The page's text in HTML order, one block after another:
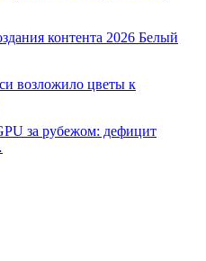
контента 2026 Белый
возложило цветы к
за рубежом: дефицит